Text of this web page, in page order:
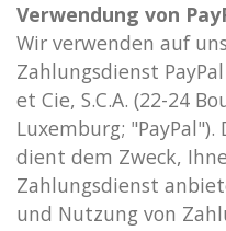
Verwendung von
Wir verwenden auf
Zahlungsdienst
et Cie, S.C.A. (22-24
Luxemburg;
dient dem Zweck,
Zahlungsdienst
und Nutzung von